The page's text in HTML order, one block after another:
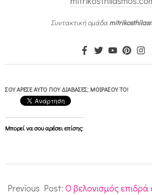
Συντακτική ομάδα
ΣΟΥ ΆΡΕΣΕ ΑΥΤΌ ΠΟΥ ΔΙΆΒΑΣΕΣ; ΜΟΙΡΆΣΟΥ ΤΟ!
Μπορεί να σου αρέσει επίσης:
06-
Previous Post: Ο βελονισμός